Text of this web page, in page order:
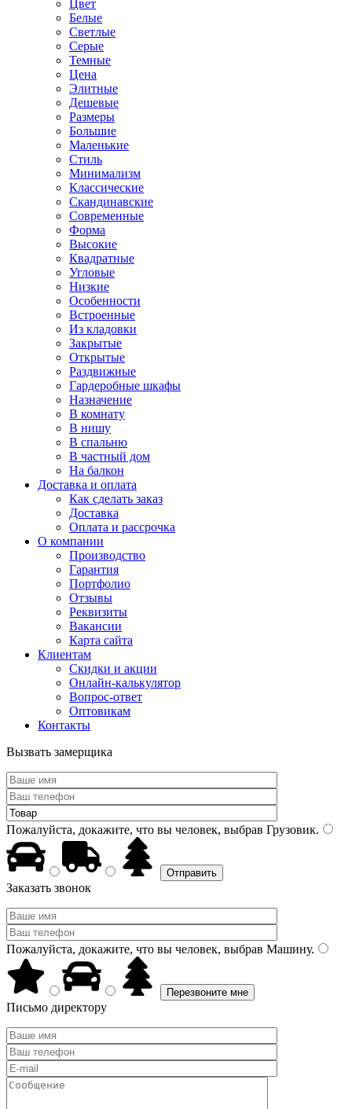
Цвет
Белые
Светлые
Серые
Темные
Цена
Элитные
Дешевые
Размеры
Большие
Маленькие
Стиль
Минимализм
Классические
Скандинавские
Современные
Форма
Высокие
Квадратные
Угловые
Низкие
Особенности
Встроенные
Из кладовки
Закрытые
Открытые
Раздвижные
Гардеробные шкафы
Назначение
В комнату
В нишу
В спальню
В частный дом
На балкон
Доставка и оплата
Как сделать заказ
Доставка
Оплата и рассрочка
О компании
Производство
Гарантия
Портфолио
Отзывы
Реквизиты
Вакансии
Карта сайта
Клиентам
Скидки и акции
Онлайн-калькулятор
Вопрос-ответ
Оптовикам
Контакты
Вызвать замерщика
Пожалуйста, докажите, что вы человек, выбрав Грузовик.
Заказать звонок
Пожалуйста, докажите, что вы человек, выбрав Машину.
Письмо директору